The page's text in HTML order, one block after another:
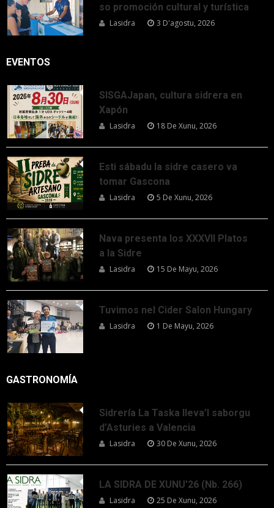
so promoción cultural y turística
Lasidra 3 D'agostu, 2026
EVENTOS
SISGAJapan, cultura sidrera en
Xapón
Lasidra 18 De Xunu, 2026
Esti sábadu la sidre casero va
tomar Gascona
Lasidra 5 De Xunu, 2026
Nava presenta los XXXVII Platos
a la Sidre
Lasidra 15 De Mayu, 2026
Tuvimos nel Cider Salon Hungary
Lasidra 1 De Mayu, 2026
GASTRONOMÍA
Sidrería La Taska lleva’l saborgu
d’Asturies a Valencia
Lasidra 30 De Xunu, 2026
LA SIDRA DE XUNU’26 (Nb. 266)
Lasidra 25 De Xunu, 2026